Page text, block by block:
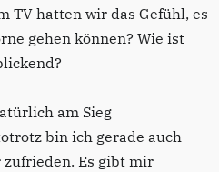
TV hatten wir das Gefühl, es
gehen können? Wie ist
am Sieg
bin ich gerade auch
Es gibt mir